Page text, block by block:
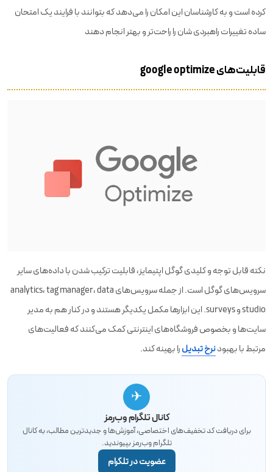
کرده است و به کارشناسان این امکان را می‌دهد که بتوانند با فرایند یک امتحان
ساده تغییرات راهبردی شان را راحت‌تر و بهتر انجام دهند
قابلیت‌های google optimize
نکته قابل توجه و کلیدی گوگل اپتیمایز، قابلیت ترکیب شدن با داده‌های سایر
سرویس‌های گوگل است. از جمله سرویس‌های analytics، tag manager، data
studio و surveys. این ابزارها مکمل یکدیگر هستند و در کنار هم به مدیر
سایت‌ها و بخصوص فروشگاه‌های اینترنتی کمک می‌کنند که فعالیت‌های
مرتبط با بهبودنرخ تبدیلرا بهینه کند.
✈
کانال تلگرام وب‌رمز
برای دریافت کد تخفیف‌های اختصاصی، آموزش‌ها و جدیدترین مطالب، به کانال
تلگرام وب‌رمز بپیوندید.
عضویت در تلگرام